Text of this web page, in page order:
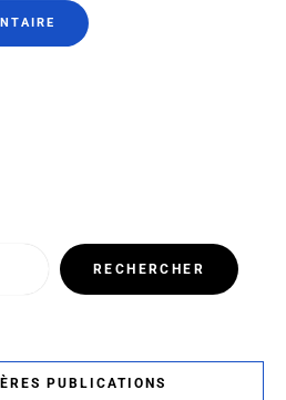
RECHERCHER
PUBLICATIONS